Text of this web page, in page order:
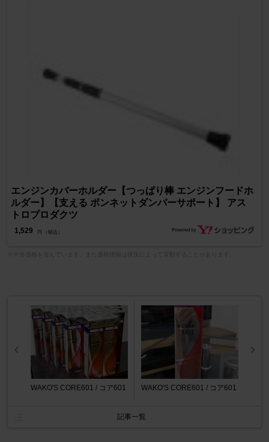
エンジンカバーホルダー【つっぱり棒 エンジンフードホ
ルダー】【支える ボンネットダンパーサポート】 アス
トロプロダクツ
1,529 円 （税込）
WAKO'S CORE601 / コア601 WAKO'S CORE601 / コア601
記事一覧